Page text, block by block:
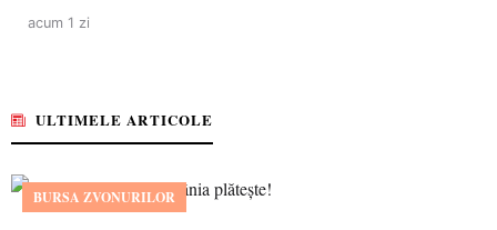
acum 1 zi
ULTIMELE ARTICOLE
BURSA ZVONURILOR